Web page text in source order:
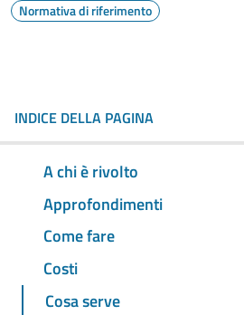
Normativa di riferimento
INDICE DELLA PAGINA
A chi è rivolto
Approfondimenti
Come fare
Costi
Cosa serve